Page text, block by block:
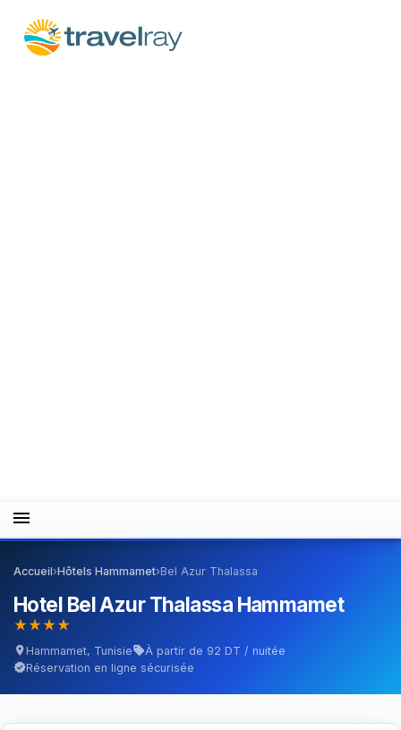
menu
Accueil›Hôtels Hammamet›Bel Azur Thalassa
Hotel Bel Azur Thalassa Hammamet
star_ratestar_ratestar_ratestar_rate
location_on Hammamet, TunisiesellÀ partir de 92 DT / nuitée
verifiedRéservation en ligne sécurisée